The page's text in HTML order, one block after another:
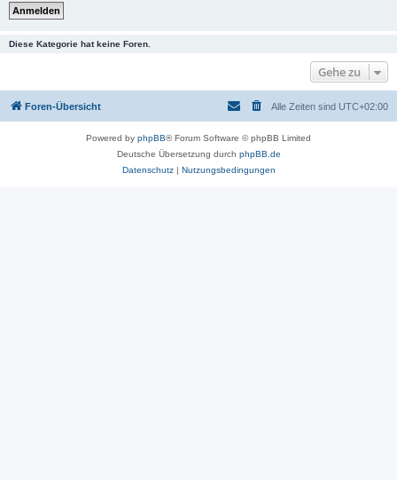
Diese Kategorie hat keine Foren.
Gehe zu
Foren-Übersicht Alle Zeiten sind UTC+02:00
Powered by phpBB® Forum Software © phpBB Limited
Deutsche Übersetzung durch phpBB.de
Datenschutz| Nutzungsbedingungen